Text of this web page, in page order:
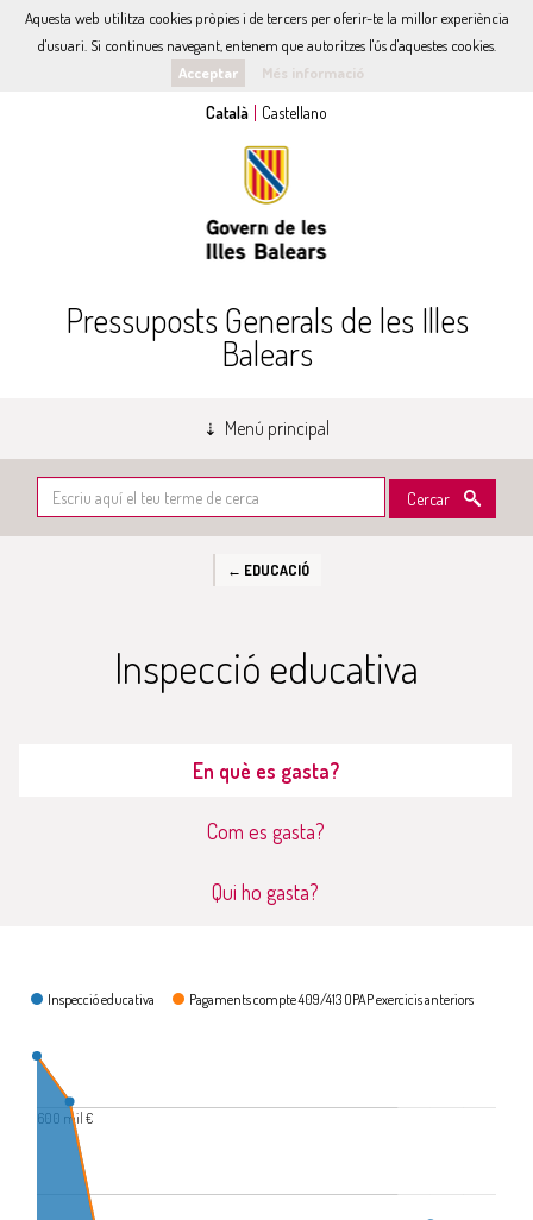
Aquesta web utilitza cookies pròpies i de tercers per oferir-te la millor experiència
d'usuari. Si continues navegant, entenem que autoritzes l'ús d'aquestes cookies.
Acceptar
Més informació
Pressuposts Generals de les Illes
Balears
Menú principal
Cercar
← EDUCACIÓ
Inspecció educativa
En què es gasta?
Com es gasta?
Qui ho gasta?
En què es gasta?
Inspecció educativa Pagaments compte 409/413 OPAP exercicis anteriors
600 mil €